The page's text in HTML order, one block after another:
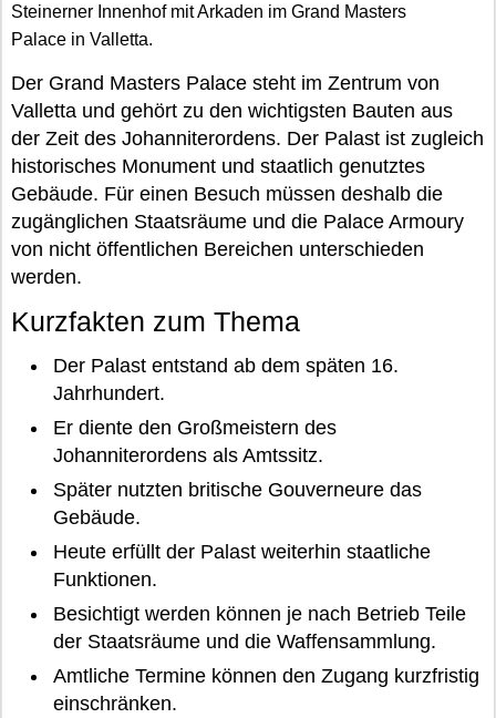
Steinerner Innenhof mit Arkaden im Grand Masters
Palace in Valletta.
Der Grand Masters Palace steht im Zentrum von
Valletta und gehört zu den wichtigsten Bauten aus
der Zeit des Johanniterordens. Der Palast ist zugleich
historisches Monument und staatlich genutztes
Gebäude. Für einen Besuch müssen deshalb die
zugänglichen Staatsräume und die Palace Armoury
von nicht öffentlichen Bereichen unterschieden
werden.
Kurzfakten zum Thema
Der Palast entstand ab dem späten 16.
Jahrhundert.
Er diente den Großmeistern des
Johanniterordens als Amtssitz.
Später nutzten britische Gouverneure das
Gebäude.
Heute erfüllt der Palast weiterhin staatliche
Funktionen.
Besichtigt werden können je nach Betrieb Teile
der Staatsräume und die Waffensammlung.
Amtliche Termine können den Zugang kurzfristig
einschränken.